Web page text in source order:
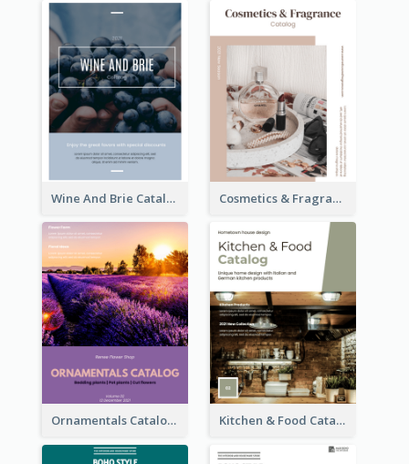
Wine And Brie Catalog Cosmetics & Fragrance Catalog
Ornamentals Catalog Kitchen & Food Catalog